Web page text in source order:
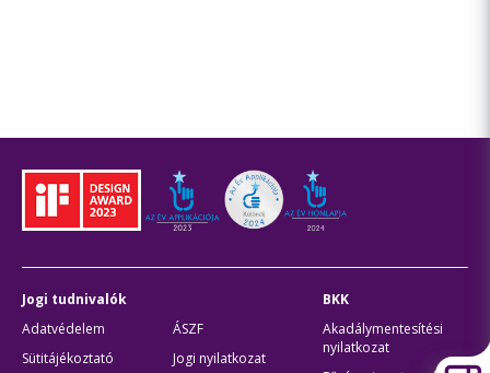
Jogi tudnivalók
Adatvédelem
ÁSZF
Sütitájékoztató
Jogi nyilatkozat
BKK
Akadálymentesítési
nyilatkozat